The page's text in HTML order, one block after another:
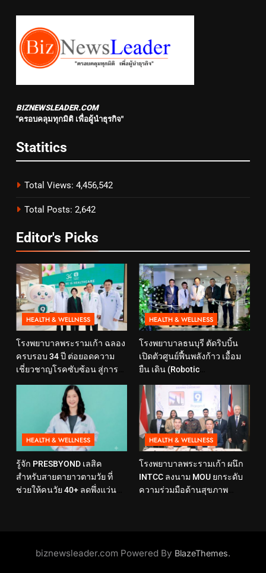
BIZNEWSLEADER.COM
"ครอบคลุมทุกมิติ เพื่อผู้นำธุรกิจ"
Statitics
Total Views: 4,456,542
Total Posts: 2,642
Editor's Picks
HEALTH & WELLNESS
โรงพยาบาลพระรามเก้า ฉลอง
ครบรอบ 34 ปี ต่อยอดความ
เชี่ยวชาญโรคซับซ้อน สู่การ
โจทย์ไลฟ์สไตล์ ภายใต้แนวคิด
“SELF-CARE IS HEALTHCARE”
HEALTH & WELLNESS
โรงพยาบาลธนบุรี ตัดริบบิ้น
เปิดตัวศูนย์ฟื้นพลังก้าว เอื้อม
ยืน เดิน (Robotic
เทคโนโลยีสุดล้ำ หุ่นยนต์ฝึก
เดิน มาเพิ่มประสิทธิภาพ
HEALTH & WELLNESS
รู้จัก PRESBYOND เลสิค
สำหรับสายตายาวตามวัย ที่
ช่วยให้คนวัย 40+ ลดพึ่งแว่น
HEALTH & WELLNESS
โรงพยาบาลพระรามเก้า ผนึก
INTCC ลงนาม MOU ยกระดับ
ความร่วมมือด้านสุขภาพ
biznewsleader.com Powered By BlazeThemes.